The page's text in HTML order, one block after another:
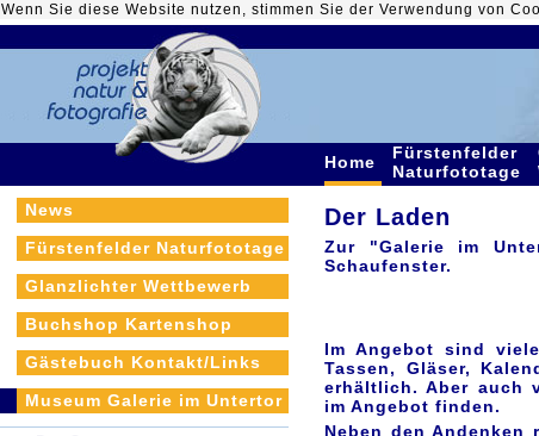
Wenn Sie diese Website nutzen, stimmen Sie der Verwendung von
Home
Fürstenfelder
Naturfototage
News
Fürstenfelder Naturfototage
Glanzlichter Wettbewerb
Buchshop Kartenshop
Gästebuch Kontakt/Links
Museum Galerie im Untertor
Der Laden
Zur "Galerie im
Schaufenster.
Im Angebot sind
Tassen, Gläser,
erhältlich. Aber auch
im Angebot finden.
Neben den Andenken